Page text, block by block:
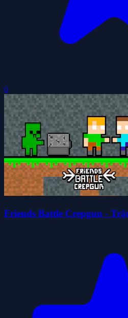
0
Friends Battle Crepgun -